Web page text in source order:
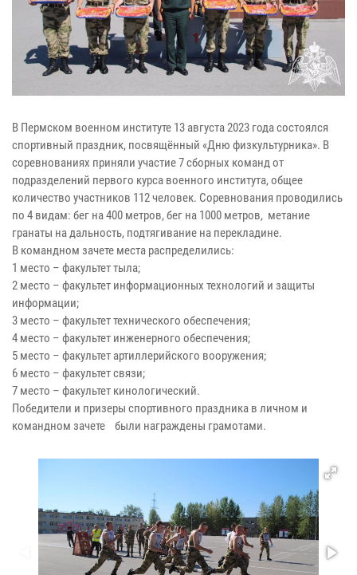
В Пермском военном институте 13 августа 2023 года состоялся
спортивный праздник, посвящённый «Дню физкультурника». В
соревнованиях приняли участие 7 сборных команд от
подразделений первого курса военного института, общее
количество участников 112 человек. Соревнования проводились
по 4 видам: бег на 400 метров, бег на 1000 метров, метание
гранаты на дальность, подтягивание на перекладине.
В командном зачете места распределились:
1 место – факультет тыла;
2 место – факультет информационных технологий и защиты
информации;
3 место – факультет технического обеспечения;
4 место – факультет инженерного обеспечения;
5 место – факультет артиллерийского вооружения;
6 место – факультет связи;
7 место – факультет кинологический.
Победители и призеры спортивного праздника в личном и
командном зачете были награждены грамотами.